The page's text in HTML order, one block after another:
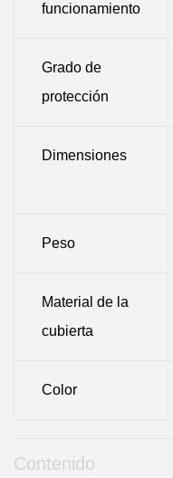
funcionamiento
Grado de
protección
Dimensiones
Peso
Material de la
cubierta
Color
Contenido